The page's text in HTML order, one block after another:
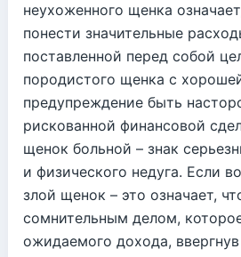
неухоженного щенка
понести значительные
поставленной перед собой
породистого щенка с
предупреждение быть
рискованной финансовой
щенок больной – знак
и физического недуга. Если
злой щенок – это означает,
сомнительным делом,
ожидаемого дохода,